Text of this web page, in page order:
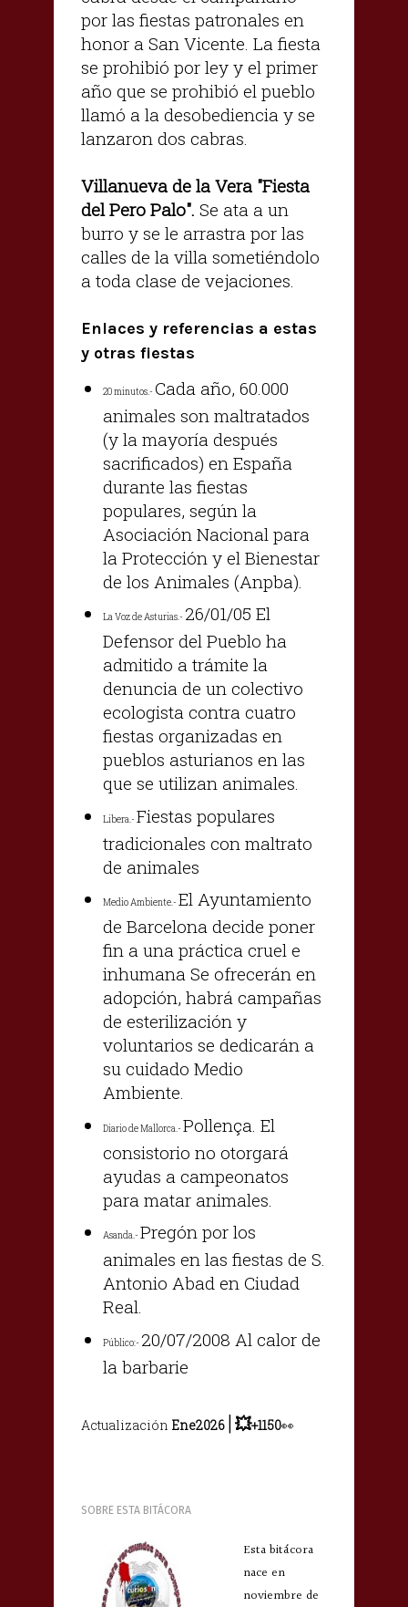
por las fiestas patronales en
honor a San Vicente. La fiesta
se prohibió por ley y el primer
año que se prohibió el pueblo
llamó a la desobediencia y se
lanzaron dos cabras.
Villanueva de la Vera "Fiesta
del Pero Palo". Se ata a un
burro y se le arrastra por las
calles de la villa sometiéndolo
a toda clase de vejaciones.
Enlaces y referencias a estas
y otras fiestas
20 minutos.- Cada año, 60.000
animales son maltratados
(y la mayoría después
sacrificados) en España
durante las fiestas
populares, según la
Asociación Nacional para
la Protección y el Bienestar
de los Animales (Anpba).
La Voz de Asturias.- 26/01/05 El
Defensor del Pueblo ha
admitido a trámite la
denuncia de un colectivo
ecologista contra cuatro
fiestas organizadas en
pueblos asturianos en las
que se utilizan animales.
Libera.- Fiestas populares
tradicionales con maltrato
de animales
Medio Ambiente.- El Ayuntamiento
de Barcelona decide poner
fin a una práctica cruel e
inhumana Se ofrecerán en
adopción, habrá campañas
de esterilización y
voluntarios se dedicarán a
su cuidado Medio
Ambiente.
Diario de Mallorca.- Pollença. El
consistorio no otorgará
ayudas a campeonatos
para matar animales.
Asanda.- Pregón por los
animales en las fiestas de S.
Antonio Abad en Ciudad
Real.
Público:- 20/07/2008 Al calor de
la barbarie
Actualización Ene2026 |💥+1150👀
SOBRE ESTA BITÁCORA
Esta bitácora
nace en
noviembre de